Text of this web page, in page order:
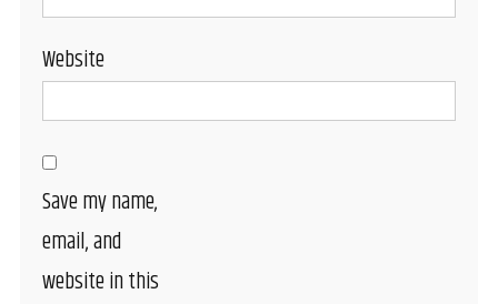
Website
Save my name,
email, and
website in this